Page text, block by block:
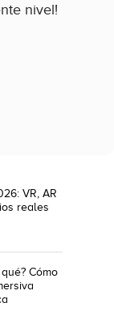
nivel!
VR, AR
reales
Cómo